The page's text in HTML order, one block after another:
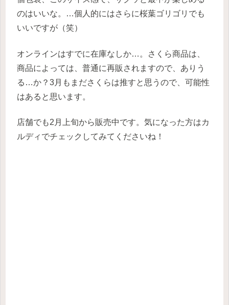
のはいいな。…個人的にはさらに桜葉ゴリゴリでも
いいですが（笑）
オンラインはすでに在庫なしか…。さくら商品は、
商品によっては、普通に再販されますので、ありう
る…か？3月もまださくらは推すと思うので、可能性
はあると思います。
店舗でも2月上旬から販売中です。気になった方はカ
ルディでチェックしてみてくださいね！